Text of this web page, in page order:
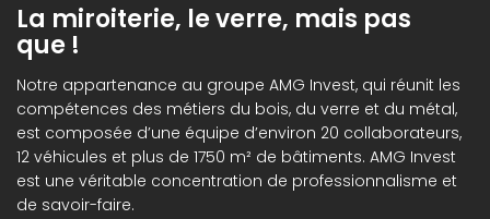
La miroiterie, le verre, mais pas
que !
Notre appartenance au groupe AMG Invest, qui réunit les
compétences des métiers du bois, du verre et du métal,
est composée d’une équipe d’environ 20 collaborateurs,
12 véhicules et plus de 1750 m² de bâtiments. AMG Invest
est une véritable concentration de professionnalisme et
de savoir-faire.